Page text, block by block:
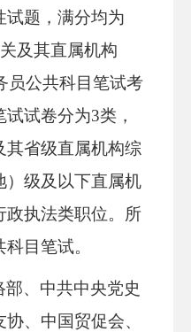
试题，满分均为
及其直属机构
员公共科目笔试考
试卷分为3类，
其省级直属机构综
）级及以下直属机
政执法类职位。所
目笔试。
、中共中央党史
、中国贸促会、